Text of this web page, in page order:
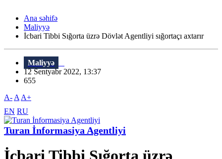
Ana səhifə
Maliyyə
İcbari Tibbi Sığorta üzrə Dövlət Agentliyi sığortaçı axtarır
Maliyyə
12 Sentyabr 2022, 13:37
655
A- A A+
EN RU
Turan İnformasiya Agentliyi